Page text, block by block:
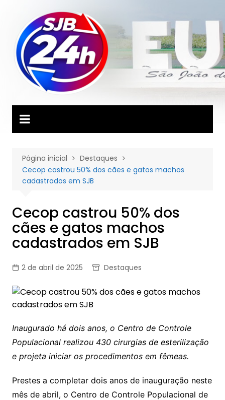
conteúdo
Página inicial
Destaques
Cecop castrou 50% dos cães e gatos machos
cadastrados em SJB
Cecop castrou 50% dos
cães e gatos machos
cadastrados em SJB
2 de abril de 2025 Destaques
Inaugurado há dois anos, o Centro de Controle
Populacional realizou 430 cirurgias de esterilização
e projeta iniciar os procedimentos em fêmeas.
Prestes a completar dois anos de inauguração neste
mês de abril, o Centro de Controle Populacional de